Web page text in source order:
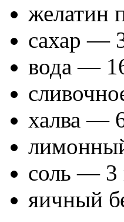
желатин
сахар —
вода —
халва —
соль — 3
яичный